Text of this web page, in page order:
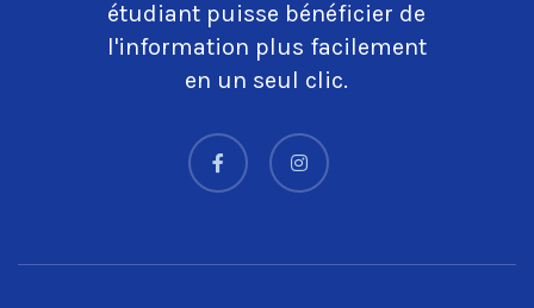
étudiant puisse bénéficier de
l'information plus facilement
en un seul clic.